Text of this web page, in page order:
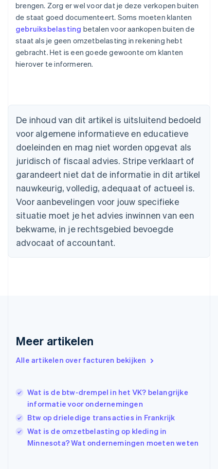
brengen. Zorg er wel voor dat je deze verkopen buiten
de staat goed documenteert. Soms moeten klanten
gebruiksbelasting betalen voor aankopen buiten de
staat als je geen omzetbelasting in rekening hebt
gebracht. Het is een goede gewoonte om klanten
hierover te informeren.
De inhoud van dit artikel is uitsluitend bedoeld
voor algemene informatieve en educatieve
doeleinden en mag niet worden opgevat als
juridisch of fiscaal advies. Stripe verklaart of
garandeert niet dat de informatie in dit artikel
nauwkeurig, volledig, adequaat of actueel is.
Voor aanbevelingen voor jouw specifieke
situatie moet je het advies inwinnen van een
bekwame, in je rechtsgebied bevoegde
advocaat of accountant.
Meer artikelen
Alle artikelen over facturen bekijken
Wat is de btw-drempel in het VK? belangrijke
informatie voor ondernemingen
Btw op drieledige transacties in Frankrijk
Wat is de omzetbelasting op kleding in
Minnesota? Wat ondernemingen moeten weten
Australië
English
België
NederlandsFrançaisDeutschEnglish
Brazilië
Bulgarije
English
Canada
EnglishFrançais
Cyprus
English
English
Duitsland
Griekenland
Hongarije
English 简体中文
Ierland
India
English
Italië